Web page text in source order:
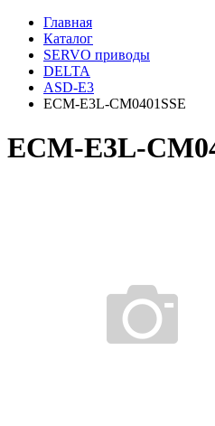
Главная
Каталог
SERVO приводы
DELTA
ASD-E3
ECM-E3L-CM0401SSE
ECM-E3L-